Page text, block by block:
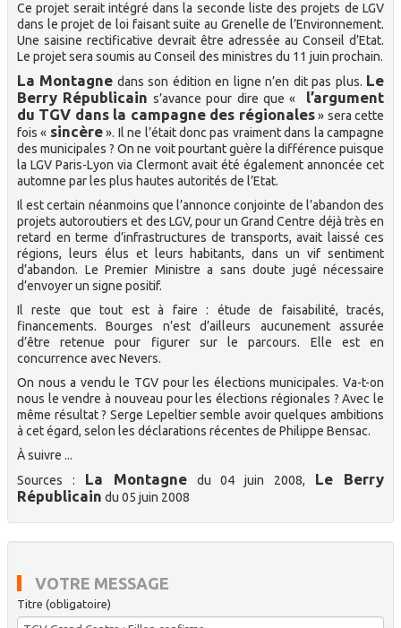
Ce projet serait intégré dans la seconde liste des projets de LGV
dans le projet de loi faisant suite au Grenelle de l’Environnement.
Une saisine rectificative devrait être adressée au Conseil d’Etat.
Le projet sera soumis au Conseil des ministres du 11 juin prochain.
La Montagne dans son édition en ligne n’en dit pas plus. Le
Berry Républicain s’avance pour dire que «
l’argument
du TGV dans la campagne des régionales» sera cette
fois « sincère». Il ne l’était donc pas vraiment dans la campagne
des municipales ? On ne voit pourtant guère la différence puisque
la LGV Paris-Lyon via Clermont avait été également annoncée cet
automne par les plus hautes autorités de l’Etat.
Il est certain néanmoins que l’annonce conjointe de l’abandon des
projets autoroutiers et des LGV, pour un Grand Centre déjà très en
retard en terme d’infrastructures de transports, avait laissé ces
régions, leurs élus et leurs habitants, dans un vif sentiment
d’abandon. Le Premier Ministre a sans doute jugé nécessaire
d’envoyer un signe positif.
Il reste que tout est à faire : étude de faisabilité, tracés,
financements. Bourges n’est d’ailleurs aucunement assurée
d’être retenue pour figurer sur le parcours. Elle est en
concurrence avec Nevers.
On nous a vendu le TGV pour les élections municipales. Va-t-on
nous le vendre à nouveau pour les élections régionales ? Avec le
même résultat ? Serge Lepeltier semble avoir quelques ambitions
à cet égard, selon les déclarations récentes de Philippe Bensac.
À suivre ...
Sources : La Montagnedu 04 juin 2008, Le Berry
Républicain du 05 juin 2008
VOTRE MESSAGE
Titre (obligatoire)